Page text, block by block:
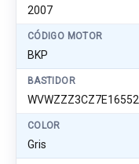
2007
CÓDIGO MOTOR
BKP
BASTIDOR
COLOR
Gris